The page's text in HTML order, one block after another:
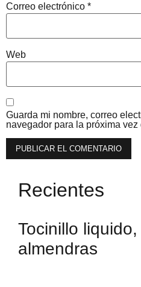
Correo electrónico *
Web
Guarda mi nombre, correo
navegador para la próxima vez
Recientes
Tocinillo
almendras